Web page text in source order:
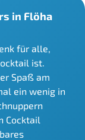
in Flöha
für alle,
ist.
Spaß am
ein wenig in
Cocktail